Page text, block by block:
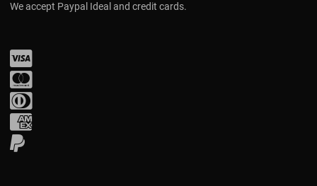
We accept Paypal Ideal and credit cards.
PayPal